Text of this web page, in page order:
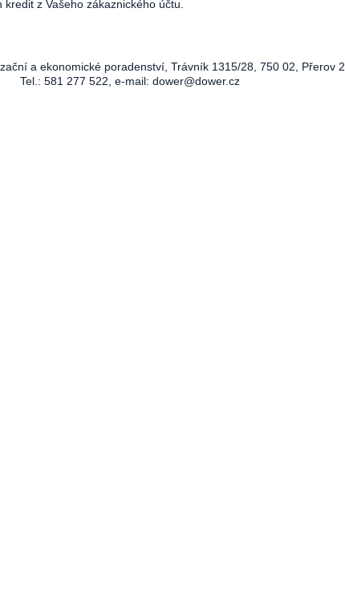
z Vašeho zákaznického účtu.
a ekonomické poradenství, Trávník 1315/28, 750 02, Přerov 2
Tel.: 581 277 522, e-mail: dower@dower.cz